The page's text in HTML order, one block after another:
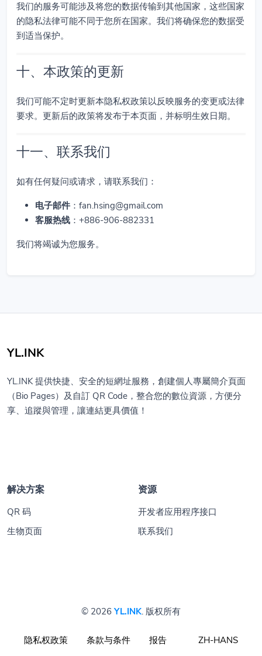
我们的服务可能涉及将您的数据传输到其他国家，这些国家
的隐私法律可能不同于您所在国家。我们将确保您的数据受
到适当保护。
十、本政策的更新
我们可能不定时更新本隐私权政策以反映服务的变更或法律
要求。更新后的政策将发布于本页面，并标明生效日期。
十一、联系我们
如有任何疑问或请求，请联系我们：
电子邮件 ： fan.hsing@gmail.com
客服热线 ：+886-906-882331
我们将竭诚为您服务。
YL.INK
YL.INK 提供快捷、安全的短網址服務，創建個人專屬簡介頁面
（Bio Pages）及自訂 QR Code，整合您的數位資源，方便分
享、追蹤與管理，讓連結更具價值！
解决方案
QR 码
生物页面
资源
开发者应用程序接口
联系我们
© 2026YL.INK. 版权所有
隐私权政策 条款与条件 报告 ZH-HANS